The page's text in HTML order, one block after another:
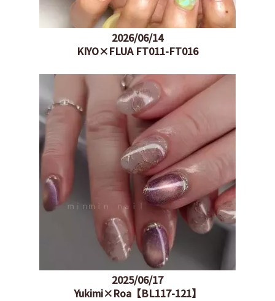
2026/06/14
KIYO×FLUA FT011-FT016
2025/06/17
Yukimi×Roa【BL117-121】